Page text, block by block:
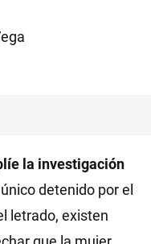
la investigación
único detenido por el
letrado, existen